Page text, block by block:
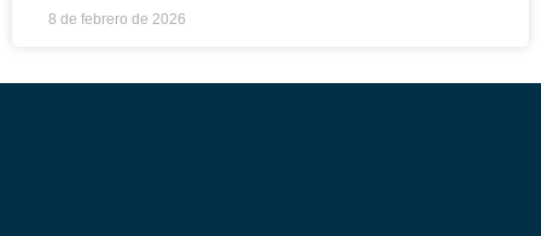
8 de febrero de 2026